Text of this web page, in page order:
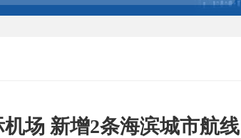
场 新增2条海滨城市航线